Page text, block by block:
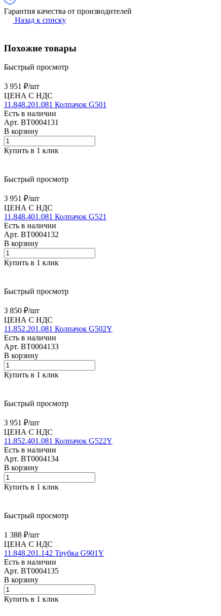
Гарантия качества от производителей
Назад к списку
Похожие товары
Быстрый просмотр
3 951 ₽/шт
ЦЕНА С НДС
11.848.201.081 Колпачок G501
Есть в наличии
Арт. BT0004131
В корзину
Купить в 1 клик
Быстрый просмотр
3 951 ₽/шт
ЦЕНА С НДС
11.848.401.081 Колпачок G521
Есть в наличии
Арт. BT0004132
В корзину
Купить в 1 клик
Быстрый просмотр
3 850 ₽/шт
ЦЕНА С НДС
11.852.201.081 Колпачок G502Y
Есть в наличии
Арт. BT0004133
В корзину
Купить в 1 клик
Быстрый просмотр
3 951 ₽/шт
ЦЕНА С НДС
11.852.401.081 Колпачок G522Y
Есть в наличии
Арт. BT0004134
В корзину
Купить в 1 клик
Быстрый просмотр
1 388 ₽/шт
ЦЕНА С НДС
11.848.201.142 Трубка G901Y
Есть в наличии
Арт. BT0004135
В корзину
Купить в 1 клик